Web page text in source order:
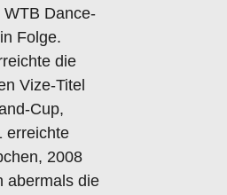
Dance-
Folge.
die
Vize-Titel
Cup,
erreichte
2008
abermals die